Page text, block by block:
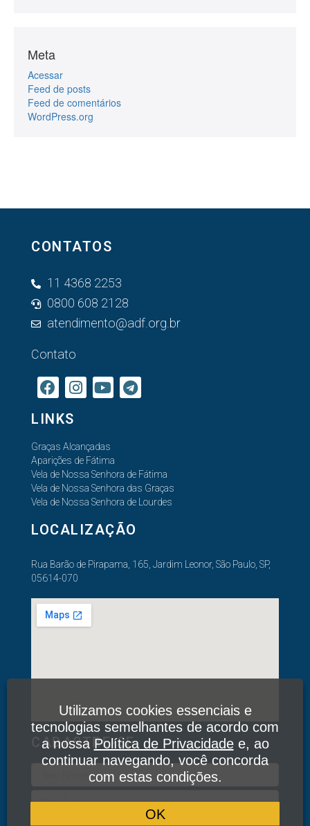
Meta
Acessar
Feed de posts
Feed de comentários
WordPress.org
CONTATOS
11 4368 2253
0800 608 2128
atendimento@adf.org.br
Contato
LINKS
Graças Alcançadas
Aparições de Fátima
Vela de Nossa Senhora de Fátima
Vela de Nossa Senhora das Graças
Vela de Nossa Senhora de Lourdes
LOCALIZAÇÃO
Rua Barão de Pirapama, 165, Jardim Leonor, São Paulo, SP,
05614-070
CADASTRE-SE
Utilizamos cookies essenciais e
tecnologias semelhantes de acordo com
a nossaPolítica de Privacidadee, ao
continuar navegando, você concorda
com estas condições.
OK